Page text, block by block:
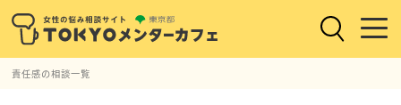
責任感の相談一覧